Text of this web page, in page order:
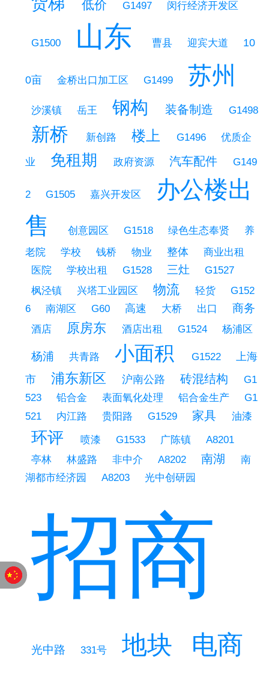
低价 G1497 闵行经济开发区
G1500 山东 曹县 迎宾大道 10
0亩 金桥出口加工区 G1499 苏州
沙溪镇 岳王 钢构 装备制造 G1498
新桥 新创路 楼上 G1496 优质企
业 免租期 政府资源 汽车配件 G149
2 G1505 嘉兴开发区
办公楼出
售
创意园区 G1518 绿色生态奉贤
养
老院
学校 钱桥 物业 整体 商业出租
医院 学校出租 G1528 三灶 G1527
枫泾镇 兴塔工业园区 物流 轻货
G152
6
南湖区 G60 高速 大桥 出口 商务
酒店 原房东 酒店出租 G1524 杨浦区
杨浦 共青路 小面积 G1522
上海
市
浦东新区 沪南公路 砖混结构
G1
523
铅合金 表面氧化处理 铝合金生产
G1
521
内江路 贵阳路 G1529 家具 油漆
环评 喷漆 G1533 广陈镇
A8201
亭林
林盛路 非中介 A8202 南湖
南
湖都市经济园
A8203 光中创研园
招商
光中路 331号 地块 电商